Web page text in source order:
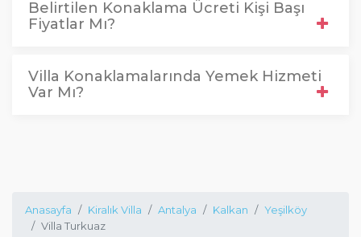
Belirtilen Konaklama Ücreti Kişi Başı
Fiyatlar Mı?
Villa Konaklamalarında Yemek Hizmeti
Var Mı?
Anasayfa Kiralık Villa Antalya Kalkan
Yeşilköy
Villa Turkuaz